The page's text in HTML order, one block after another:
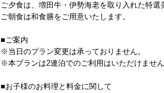
ご夕食は、増田牛・伊勢海老を取り入れた特選
ご朝食は和食膳をご用意いたします。
■ご案内
※当日のプラン変更は承っておりません。
※本プランは2連泊でのご利用はいただけません
■お子様のお料理と料金に関して